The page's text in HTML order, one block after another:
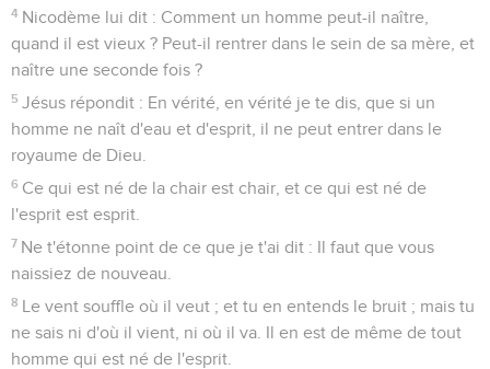
4 Nicodème lui dit : Comment un homme peut-il naître,
quand il est vieux ? Peut-il rentrer dans le sein de sa mère, et
naître une seconde fois ?
5 Jésus répondit : En vérité, en vérité je te dis, que si un
homme ne naît d'eau et d'esprit, il ne peut entrer dans le
royaume de Dieu.
6 Ce qui est né de la chair est chair, et ce qui est né de
l'esprit est esprit.
7 Ne t'étonne point de ce que je t'ai dit : Il faut que vous
naissiez de nouveau.
8 Le vent souffle où il veut ; et tu en entends le bruit ; mais tu
ne sais ni d'où il vient, ni où il va. Il en est de même de tout
homme qui est né de l'esprit.